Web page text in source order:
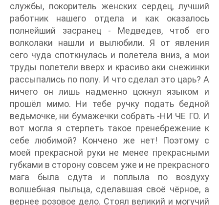
службы, покоритель женских сердец, лучший
работник нашего отдела и как оказалось
полнейший засранец - Медведев, чтоб его
волколаки нашли и вылюбили. Я от явления
сего чуда споткнулась и полетела вниз, а мои
труды полетели вверх и красиво аки снежинки
рассыпались по полу. И что сделал это царь? А
ничего он лишь надменно цокнул языком и
прошёл мимо. Ни тебе ручку подать бедной
ведьмочке, ни бумажечки собрать -НИ ЧЕ ГО. И
вот могла я стерпеть такое пренебрежение к
себе любимой? Кончено же нет! Поэтому с
моей прекрасной руки не менее прекрасными
губками в сторону совсем уже и не прекрасного
мага была сдута и поплыла по воздуху
волшебная пыльца, сделавшая своё чёрное, а
вернее розовое дело. Стоял великий и могучий